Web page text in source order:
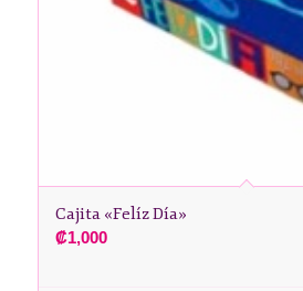
Cajita «Felíz Día»
₡1,000